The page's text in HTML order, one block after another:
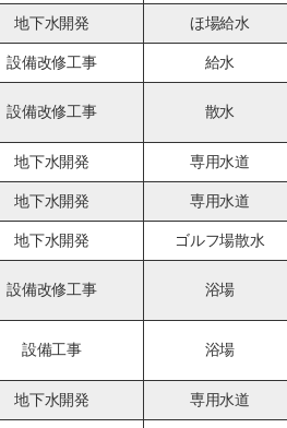
地下水開発 ほ場給水
設備改修工事 給水
設備改修工事 散水
地下水開発 専用水道
地下水開発 専用水道
地下水開発 ゴルフ場散水
設備改修工事 浴場
設備工事 浴場
地下水開発 専用水道